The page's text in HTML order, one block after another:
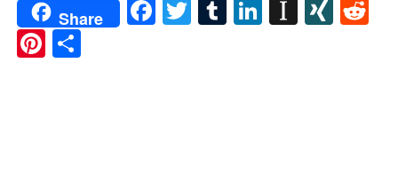
Share Facebook
TwitterTumblrLinkedIn
Pinterest